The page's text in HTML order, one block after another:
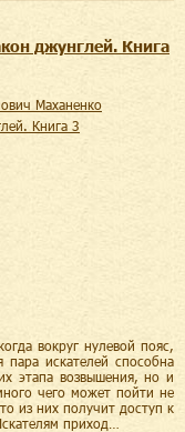
джунглей. Книга
Маханенко
Книга 3
вокруг нулевой пояс,
искателей способна
этапа возвышения, но и
чего может пойти не
из них получит доступ к
приход…